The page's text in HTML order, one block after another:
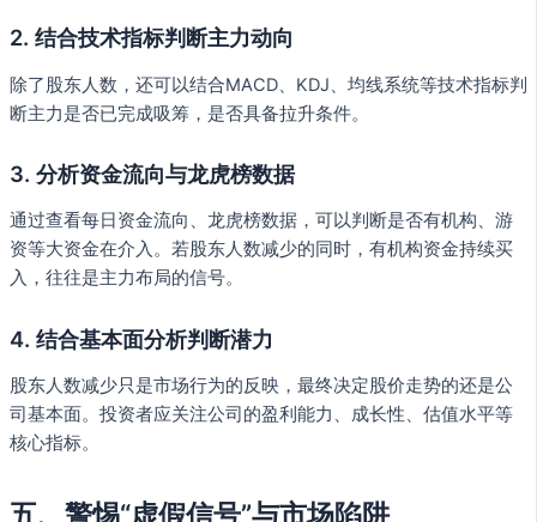
2. 结合技术指标判断主力动向
除了股东人数，还可以结合MACD、KDJ、均线系统等技术指标判
断主力是否已完成吸筹，是否具备拉升条件。
3. 分析资金流向与龙虎榜数据
通过查看每日资金流向、龙虎榜数据，可以判断是否有机构、游
资等大资金在介入。若股东人数减少的同时，有机构资金持续买
入，往往是主力布局的信号。
4. 结合基本面分析判断潜力
股东人数减少只是市场行为的反映，最终决定股价走势的还是公
司基本面。投资者应关注公司的盈利能力、成长性、估值水平等
核心指标。